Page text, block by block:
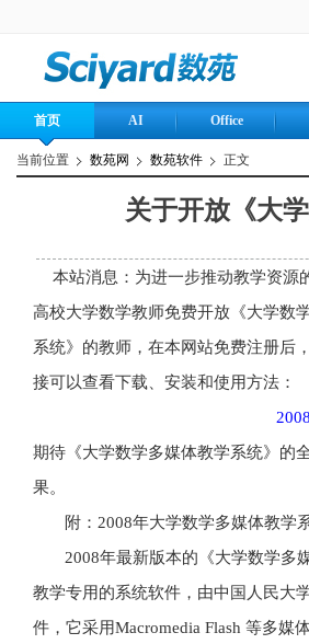
首页 AI Office
当前位置 数苑网 数苑软件 正文
关于开放《大
本站消息：为进一步推动教学资源
高校大学数学教师免费开放《大学数
系统》的教师，在本网站免费注册后
接可以查看下载、安装和使用方法：
2008
期待《大学数学多媒体教学系统》的
果。
附 ： 2008年大学数学多媒体教学
2008年最新版本的《大学数学多
教学专用的系统软件，由中国人民大
件，它采用Macromedia Flash 等多媒